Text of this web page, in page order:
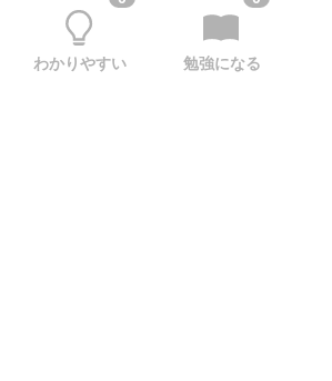
わかりやすい 勉強になる